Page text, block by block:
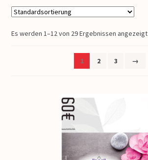
Über uns
Es werden 1–12 von 29 Ergebnissen angezeigt
1 2 3 →